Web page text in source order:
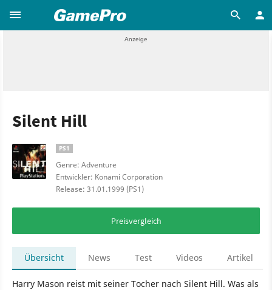
Silent Hill
PS1
Genre: Adventure
Entwickler: Konami Corporation
Release: 31.01.1999 (PS1)
Preisvergleich
Übersicht News Test Videos Artikel
Harry Mason reist mit seiner Tocher nach Silent Hill. Was als